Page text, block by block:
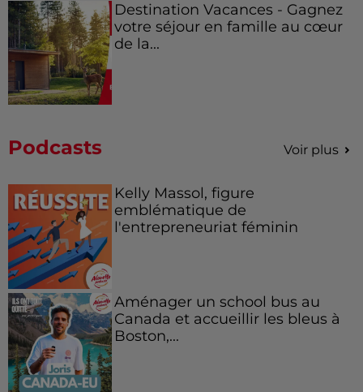
Destination Vacances - Gagnez
votre séjour en famille au cœur
de la...
Podcasts Voir plus
Kelly Massol, figure
emblématique de
l'entrepreneuriat féminin
Aménager un school bus au
Canada et accueillir les bleus à
Boston,...